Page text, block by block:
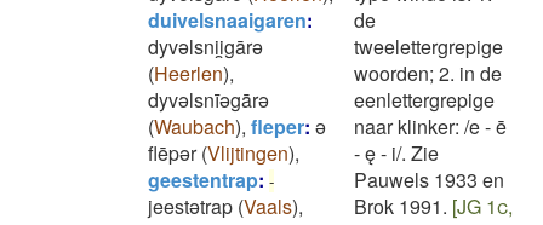
duivelsnaaigaren:
dyvǝlsnii̯gārǝ
(Heerlen),
dyvǝlsnīǝgārǝ
(Waubach), fleper: ə
flēpər(Vlijtingen),
geestentrap: -
jeestətrap (Vaals),
de
tweelettergrepige
woorden; 2. in de
eenlettergrepige
naar klinker: /e - ē
- ę - i/. Zie
Pauwels 1933 en
Brok 1991. [JG 1c,